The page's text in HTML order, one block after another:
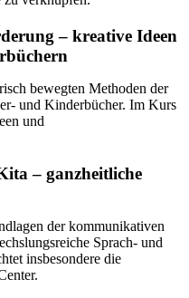
– kreative Ideen
bewegten Methoden der
und Kinderbücher. Im Kurs
und
– ganzheitliche
der kommunikativen
Sprach- und
insbesondere die